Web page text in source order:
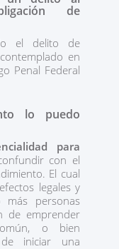
de
el delito de
en
Penal Federal
lo puedo
para
con el
El cual
legales y
personas
de emprender
o bien
iniciar una